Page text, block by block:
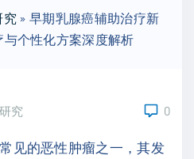
究 »早期乳腺癌辅助治疗新
个性化方案深度解析
究 0
见的恶性肿瘤之一，其发